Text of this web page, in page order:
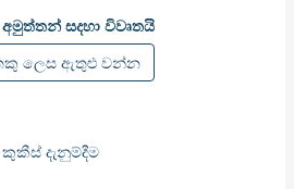
සදහා විවෘතයි
ලෙස ඇතුළු වන්න
කුකීස් දැනුම්දීම